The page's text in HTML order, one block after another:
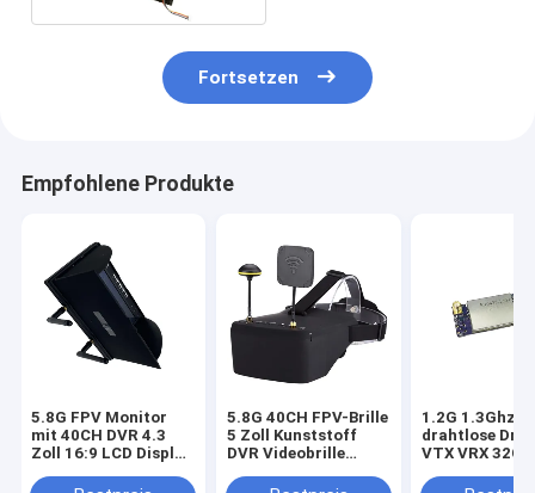
Fortsetzen
Empfohlene Produkte
5.8G FPV Monitor
mit 40CH DVR 4.3
Zoll 16:9 LCD Display
Suchfunktion
5.8G 40CH FPV-Brille
5 Zoll Kunststoff
DVR Videobrille
Drohnenzubehör
1.2G 1.3Ghz
drahtlose
VTX VRX